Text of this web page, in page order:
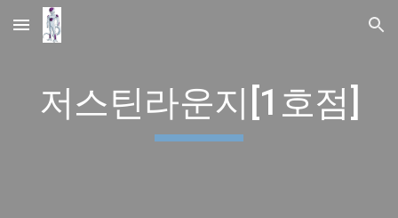
Skip to main content Skip to navigation
저스틴라운지[1호점]